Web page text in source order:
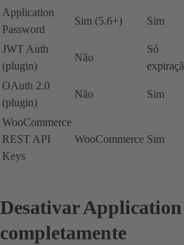
Application
Password
Sim (5.6+) Sim
JWT Auth
(plugin)
Não
Só
OAuth 2.0
(plugin)
Não Sim
WooCommerce
REST API
Keys
WooCommerce Sim
Desativar Application
completamente